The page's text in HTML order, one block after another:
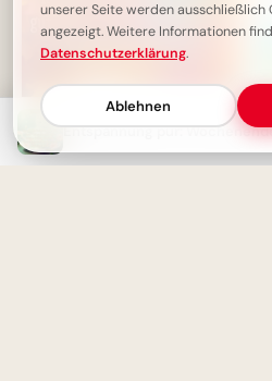
Entspannung pur:
unserer Seite werden ausschließlich
angezeigt. Weitere Informationen
Datenschutzerklärung.
Ablehnen